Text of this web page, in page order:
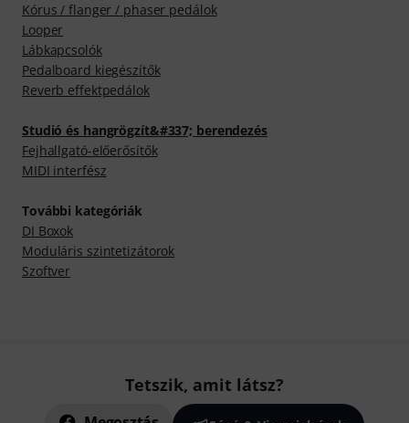
Kórus / flanger / phaser pedálok
Looper
Lábkapcsolók
Pedalboard kiegészítők
Reverb effektpedálok
Studió és hangrögzít&#337; berendezés
Fejhallgató-előerősítők
MIDI interfész
További kategóriák
DI Boxok
Moduláris szintetizátorok
Szoftver
Tetszik, amit látsz?